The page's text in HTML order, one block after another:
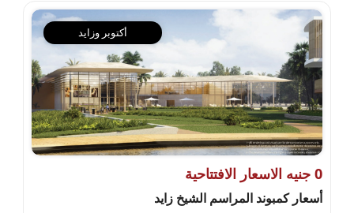
أكتوبر وزايد
0 جنيه الاسعار الافتتاحية
أسعار كمبوند المراسم الشيخ زايد